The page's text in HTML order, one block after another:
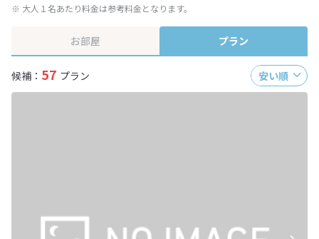
※ 大人１名あたり料金は参考料金となります。
お部屋 プラン
候補： 57 プラン 安い順